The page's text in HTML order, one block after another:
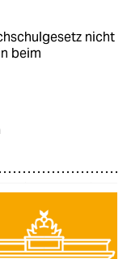
nicht
beim